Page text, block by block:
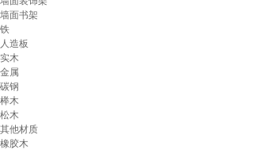
墙面书架
铁
人造板
实木
金属
碳钢
榉木
松木
其他材质
橡胶木